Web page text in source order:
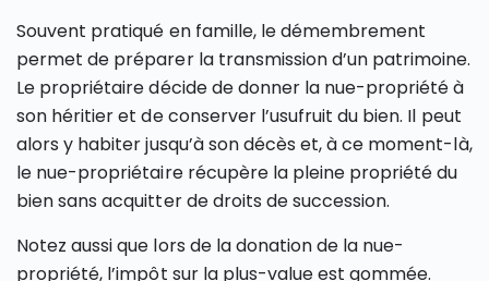
Souvent pratiqué en famille, le démembrement
permet de préparer la transmission d’un patrimoine.
Le propriétaire décide de donner la nue-propriété à
son héritier et de conserver l’usufruit du bien. Il peut
alors y habiter jusqu’à son décès et, à ce moment-là,
le nue-propriétaire récupère la pleine propriété du
bien sans acquitter de droits de succession.
Notez aussi que lors de la donation de la nue-
propriété, l’impôt sur la plus-value est gommée.